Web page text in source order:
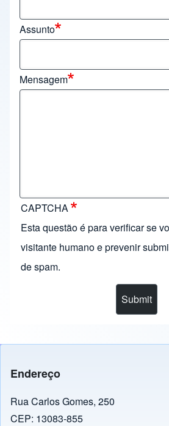
Assunto
Mensagem
CAPTCHA
Esta questão é para verificar se
visitante humano e prevenir
de spam.
Endereço
Rua Carlos Gomes, 250
CEP: 13083-855